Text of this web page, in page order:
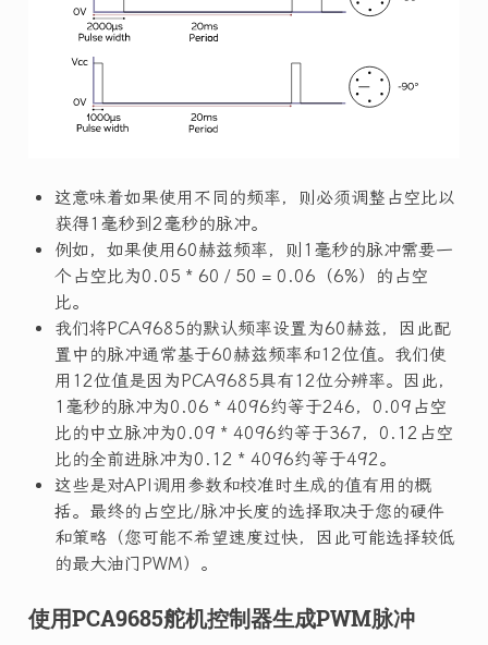
这意味着如果使用不同的频率，则必须调整占空比以
获得1毫秒到2毫秒的脉冲。
例如，如果使用60赫兹频率，则1毫秒的脉冲需要一
个占空比为0.05 * 60 / 50 = 0.06（6%）的占空
比。
我们将PCA9685的默认频率设置为60赫兹，因此配
置中的脉冲通常基于60赫兹频率和12位值。我们使
用12位值是因为PCA9685具有12位分辨率。因此，
1毫秒的脉冲为0.06 * 4096约等于246，0.09占空
比的中立脉冲为0.09 * 4096约等于367，0.12占空
比的全前进脉冲为0.12 * 4096约等于492。
这些是对API调用参数和校准时生成的值有用的概
括。最终的占空比/脉冲长度的选择取决于您的硬件
和策略（您可能不希望速度过快，因此可能选择较低
的最大油门PWM）。
使用PCA9685舵机控制器生成PWM脉冲